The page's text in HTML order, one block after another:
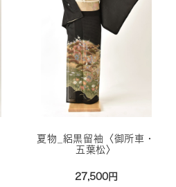
夏物_絽黒留袖〈御所車・
五葉松〉
27,500円